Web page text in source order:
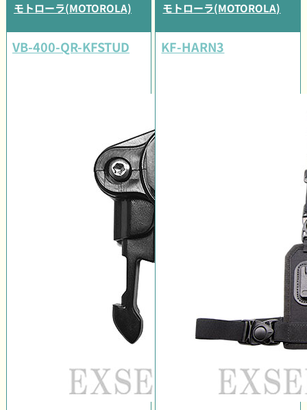
モトローラ(MOTOROLA)
VB-400-QR-KFSTUD
モトローラ(MOTOROLA)
KF-HARN3